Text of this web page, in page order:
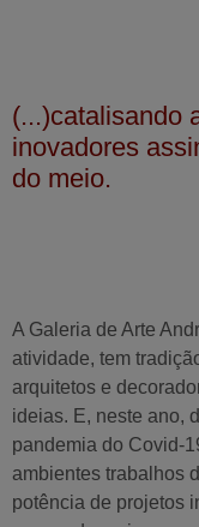
(...)catalisando
inovadores
do meio.
A Galeria de Arte
atividade, tem
arquitetos e
ideias. E, neste ano,
pandemia do Covid-
ambientes trabalhos
potência de projetos